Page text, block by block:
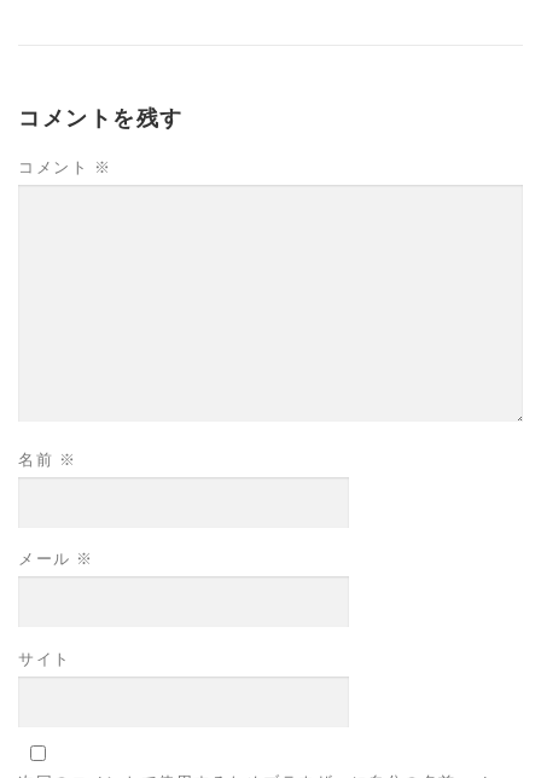
コメントを残す
コメント ※
名前 ※
メール ※
サイト